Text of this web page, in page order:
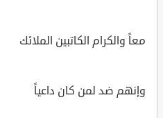
معاً والكرام الكاتبين الملائك
وإنهم ضد لمن كان داعياً